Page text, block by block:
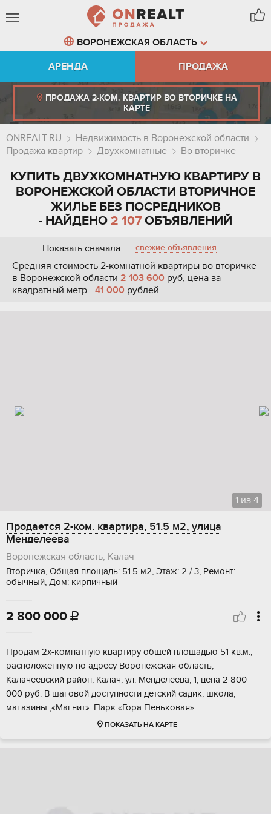
ВОРОНЕЖСКАЯ ОБЛАСТЬ
АРЕНДА
ПРОДАЖА
ПРОДАЖА 2-КОМ. КВАРТИР ВО ВТОРИЧКЕ НА
КАРТЕ
ONREALT.RU
Недвижимость в Воронежской области
Продажа квартир
Двухкомнатные Во вторичке
КУПИТЬ ДВУХКОМНАТНУЮ КВАРТИРУ В
ВОРОНЕЖСКОЙ ОБЛАСТИ ВТОРИЧНОЕ
ЖИЛЬЕ БЕЗ ПОСРЕДНИКОВ
- НАЙДЕНО 2 107 ОБЪЯВЛЕНИЙ
Показать сначала свежие объявления
Средняя стоимость 2-комнатной квартиры во вторичке
в Воронежской области 2 103 600 руб, цена за
квадратный метр - 41 000 рублей.
1 из 4
Продается 2-ком. квартира, 51.5 м2, улица
Менделеева
Воронежская область, Калач
Вторичка, Общая площадь: 51.5 м2, Этаж: 2 / 3, Ремонт:
обычный, Дом: кирпичный
2 800 000 
Продам 2х-комнатную квартиру общей площадью 51 кв.м.,
расположенную по адресу Воронежская область,
Калачеевский район, Калач, ул. Менделеева, 1, цена 2 800
000 руб. В шаговой доступности детский садик, школа,
магазины ,«Магнит». Парк «Гора Пеньковая»...
ПОКАЗАТЬ НА КАРТЕ